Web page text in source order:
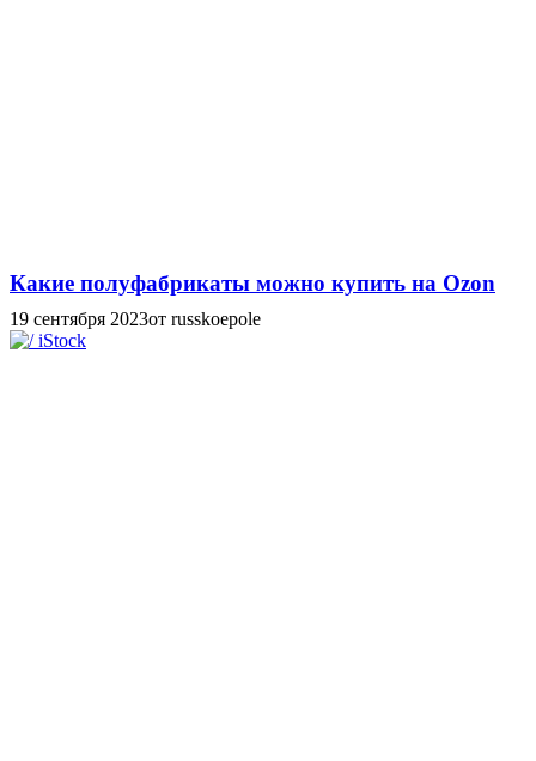
Какие полуфабрикаты можно купить на Ozon
19 сентября 2023от russkoepole